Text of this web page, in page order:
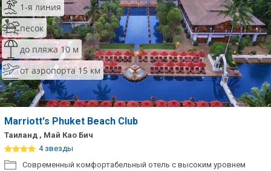
1-я линия
песок
до пляжа 10 м
от аэропорта 15 км
Marriott's Phuket Beach Club
Таиланд , Май Као Бич
4 звезды
Современный комфортабельный отель с высоким уровнем